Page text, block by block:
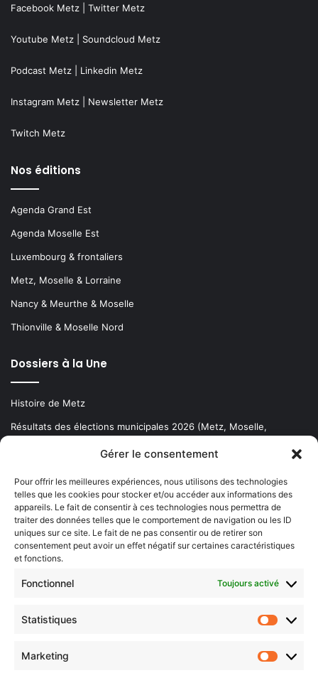
Gérer le consentement
Pour offrir les meilleures expériences, nous utilisons des technologies
telles que les cookies pour stocker et/ou accéder aux informations des
appareils. Le fait de consentir à ces technologies nous permettra de
traiter des données telles que le comportement de navigation ou les ID
uniques sur ce site. Le fait de ne pas consentir ou de retirer son
consentement peut avoir un effet négatif sur certaines caractéristiques
et fonctions.
Fonctionnel Toujours activé
Statistiques
Marketing
Facebook Metz Twitter Metz
Youtube Metz Soundcloud Metz
Podcast Metz Linkedin Metz
Instagram Metz Newsletter Metz
Twitch Metz
Nos éditions
Agenda Grand Est
Agenda Moselle Est
Luxembourg & frontaliers
Metz, Moselle & Lorraine
Nancy & Meurthe & Moselle
Thionville & Moselle Nord
Dossiers à la Une
Histoire de Metz
Résultats des élections municipales 2026 (Metz, Moselle,
Newsletter gratuite
Choisissez : matin, soir ou hebdo ?
votre